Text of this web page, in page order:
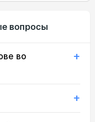
17:05 22:54
22:50
вопросы
во